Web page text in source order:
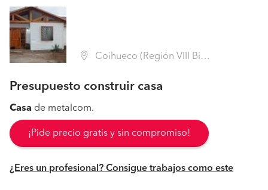
Coihueco (Región VIII Biobío - Ñuble)
Presupuesto construir casa
Casa de metalcom.
¡Pide precio gratis y sin compromiso!
¿Eres un profesional? Consigue trabajos como este